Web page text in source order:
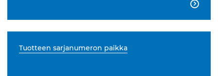

Tuotteen sarjanumeron paikka